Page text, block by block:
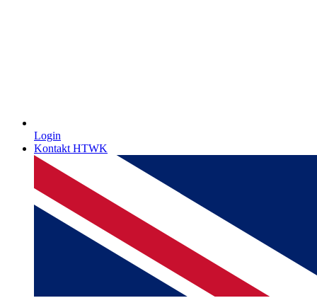
Login
Kontakt HTWK